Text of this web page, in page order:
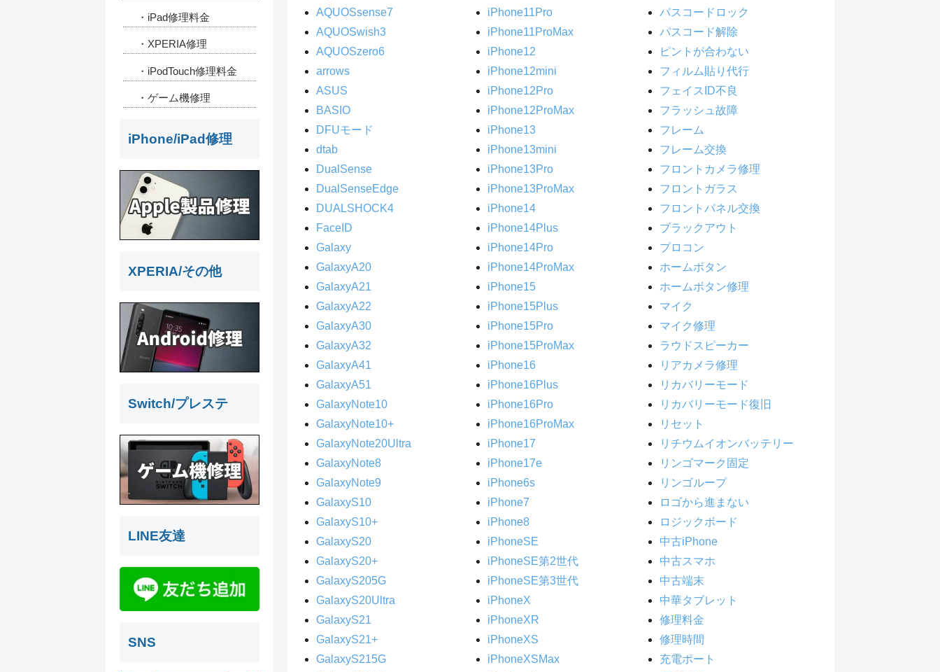
AQUOSsense7
AQUOSwish3
AQUOSzero6
arrows
ASUS
BASIO
DFUモード
dtab
DualSense
DualSenseEdge
DUALSHOCK4
FaceID
Galaxy
GalaxyA20
GalaxyA21
GalaxyA22
GalaxyA30
GalaxyA32
GalaxyA41
GalaxyA51
GalaxyNote10
GalaxyNote10+
GalaxyNote20Ultra
GalaxyNote8
GalaxyNote9
GalaxyS10
GalaxyS10+
GalaxyS20
GalaxyS20+
GalaxyS205G
GalaxyS20Ultra
GalaxyS21
GalaxyS21+
GalaxyS215G
iPhone11Pro
iPhone11ProMax
iPhone12
iPhone12mini
iPhone12Pro
iPhone12ProMax
iPhone13
iPhone13mini
iPhone13Pro
iPhone13ProMax
iPhone14
iPhone14Plus
iPhone14Pro
iPhone14ProMax
iPhone15
iPhone15Plus
iPhone15Pro
iPhone15ProMax
iPhone16
iPhone16Plus
iPhone16Pro
iPhone16ProMax
iPhone17
iPhone17e
iPhone6s
iPhone7
iPhone8
iPhoneSE
iPhoneSE第2世代
iPhoneSE第3世代
iPhoneX
iPhoneXR
iPhoneXS
iPhoneXSMax
パスコードロック
パスコード解除
ピントが合わない
フィルム貼り代行
フェイスID不良
フラッシュ故障
フレーム
フレーム交換
フロントカメラ修理
フロントガラス
フロントパネル交換
ブラックアウト
プロコン
ホームボタン
ホームボタン修理
マイク
マイク修理
ラウドスピーカー
リアカメラ修理
リカバリーモード
リカバリーモード復旧
リセット
リチウムイオンバッテリー
リンゴマーク固定
リンゴループ
ロゴから進まない
ロジックボード
中古iPhone
中古スマホ
中古端末
中華タブレット
修理料金
修理時間
充電ポート
・iPad修理料金
・XPERIA修理
・iPodTouch修理料金
・ゲーム機修理
iPhone/iPad修理
XPERIA/その他
Switch/プレステ
LINE友達
SNS